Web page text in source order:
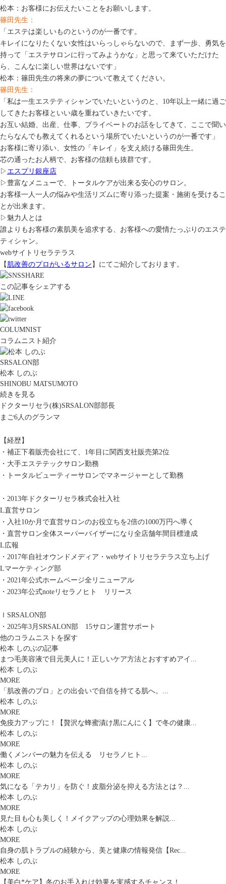
松本：お客様にお伝えたいことをお願いします。
篠田先生：
「エステは楽しいものというのが一番です。
キレイになりたくない女性はいらっしゃらないので、まず一歩、勇気を
持って「エステサロンに行ってみようかな」と思って来ていただけた
ら、こんなに楽しい世界はないです」
松本：篠田先生の将来の夢について教えてください。
篠田先生：
「私は一生エステティシャンでいたいというのと、10年以上一緒に過ご
してきたお客様といい歳を重ねていきたいです。
お互い結婚、出産、仕事、プライベートのお話をしてきて、ここで聞い
たらなんでも教えてくれるという場所でいたいというのが一番です」
お客様に寄り添い、女性の「キレイ」を支え続ける篠田先生。
芯の通ったお人柄で、お客様の信頼も抜群です。
▷ エスプリ銀座店
▷豊富なメニューで、トータルケアが出来る安心のサロン。
お客様一人一人の悩みや生活リズムに寄り添った提案・施術を受けるこ
とが出来ます。
▷魅力人とは
誰よりもお客様の素肌美を追求する、お客様への愛情たっぷりのエステ
ティシャン。
webサイトリセラテラス
【 肌改善のプロがいるサロン 】にてご紹介しております。
この記事をシェアする
COLUMNIST
コラムニスト紹介
SRSALON部
松本 しのぶ
SHINOBU MATSUMOTO
続きを見る
ドクターリセラ(株)SRSALON部部長
まご6人のグランマ
【経歴】
・補正下着販売会社にて、1年目に関西支社販売第2位
・大手エステテックサロン勤務
・トータルビューティーサロンでマネージャーとして勤務
・2013年ドクターリセラ株式会社入社
L直営サロン
・入社10か月で直営サロンのお役立ちを2倍の1000万円へ導く
・直営サロン全体スーパーバイザーになり全店舗年間目標達成
L広報
・2017年自社オウンドメディア・webサイトリセラテラス立ち上げ
Lマーケティング部
・2021年公式ホームページ全リニューアル
・2023年公式noteリセラノヒト リリース
ｌSRSALON部
・2025年3月SRSALON部 15サロン運営サポート
他のコラムニストを探す
松本 しのぶの記事
まつ毛美容液で目元美人に！正しいケア方法とおすすめアイ...
松本 しのぶ
MORE
「肌改善のプロ」との出会いで自信を持てる肌へ。...
松本 しのぶ
MORE
免疫力アップに！【贅沢な蜂蜜漬け黒にんにく】で冬の健康...
松本 しのぶ
MORE
働くメンバーの魅力を伝える リセラノヒト...
松本 しのぶ
MORE
気になる「テカリ」を防ぐ！皮脂分泌を抑える方法とは？...
松本 しのぶ
MORE
見た目も心も美しく！メイクアップの心理効果を解説...
松本 しのぶ
MORE
自身の肌トラブルの経験から、美と健康の情報発信【Rec...
松本 しのぶ
MORE
【美白*ケア】冬のお手入れは効果を実感するチャンス！...